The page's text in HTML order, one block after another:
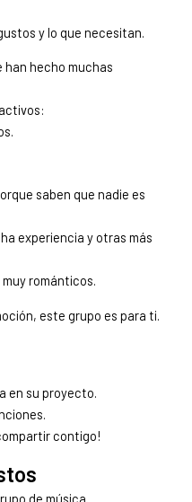
y lo que necesitan.
han hecho muchas
saben que nadie es
experiencia y otras más
románticos.
este grupo es para ti.
en su proyecto.
contigo!
de música.